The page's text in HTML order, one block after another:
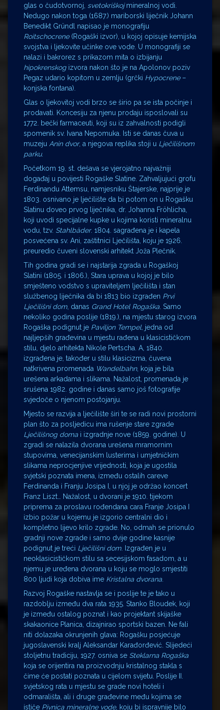
glas o čudotvornoj, svetokriškojmineralnoj vodi.
Nedugo nakon toga (1687.) mariborski liječnik Johann
Benedikt Gründl napisao je monografiju
Roitschocrene(Rogaški izvor), u kojoj opisuje kemijska
svojstva i ljekovite učinke ove vode. U monografiji se
nalazi i bakrorez s prikazom mita o izbijanju
hipokrenskogizvora nakon što je na Apolonov poziv
Pegaz udario kopitom u zemlju (grčki Hypocrene–
konjska fontana).
Glas o ljekovitoj vodi brzo se širio pa se ista počinje i
prodavati. Koncesiju za njenu prodaju isposlovali su
1772. bečki farmaceuti, koji su iz zahvalnosti podigli
spomenik sv. Ivana Nepomuka. Isti se danas čuva u
muzeju Anin dvor, a njegova replika stoji u Lječilišnom
parku.
Početkom 19. st. dešava se vjerojatno najvažniji
događaj u povijesti Rogaške Slatine. Zahvaljujući grofu
Ferdinandu Attemsu, namjesniku Štajerske, najprije je
1803. osnivano je lječilište da bi potom on u Rogašku
Slatinu doveo prvog liječnika, dr. Johanna Fröhlicha,
koji uvodi specijalne kupke u kojima koristi mineralnu
vodu, tzv. Stahlbäder. 1804. sagrađena je i kapela
posvećena sv. Ani, zaštitnici Lječilišta, koju je 1926.
preuredio čuveni slovenski arhitekt Joža Plečnik.
Tih godina gradi se i najstarija zgrada u Rogaškoj
Slatini (1805. i 1806.), Stara uprava u kojoj je bilo
smješteno vodstvo s upraviteljem lječilišta i stan
službenog liječnika da bi 1813 bio izgrađen Prvi
Lječilišni dom, danas Grand Hotel Rogaška. Samo
nekoliko godina poslije (1819.), na mjestu starog izvora
Rogaška podignut je Paviljon Tempel, jedna od
najljepših građevina u mjestu rađena u klasicističkom
stilu, djelo arhitekta Nikole Pertscha. A, 1840.
izgrađena je, također u stilu klasicizma, čuvena
natkrivena promenada Wandelbahn, koja je bila
urešena arkadama i slikama. Nažalost, promenada je
srušena 1982. godine i danas samo još fotografije
svjedoče o njenom postojanju.
Mjesto se razvija a lječilište širi te se radi novi prostorni
plan što za posljedicu ima rušenje stare zgrade
Lječilišnog doma i izgradnje nove (1859. godine). U
zgradi se nalazila dvorana urešena mramornim
stupovima, venecijanskim lusterima i umjetničkim
slikama neprocjenjive vrijednosti, koja je ugostila
svjetski poznata imena, između ostalih careve
Ferdinanda i Franju Josipa I, u njoj je održao koncert
Franz Liszt… Nažalost, u dvorani je 1910. tijekom
priprema za proslavu rođendana cara Franje Josipa I
izbio požar u kojemu je izgorio centralni dio i
kompletno lijevo krilo zgrade. No, odmah se prionulo
gradnji nove zgrade i samo dvije godine kasnije
podignut je treći Lječilišni dom. Izgrađen je u
neoklasicističkom stilu sa secesijskom fasadom, a u
njemu je uređena dvorana u koju se moglo smjestiti
800 ljudi koja dobiva ime Kristalna dvorana.
Razvoj Rogaške nastavlja se i poslije te je tako u
razdoblju između dva rata 1935. Stanko Bloudek, koji
je između ostalog poznat i kao projektant skijaške
skakaonice Planica, dizajnirao sportski bazen. Ne fali
niti dolazaka okrunjenih glava: Rogašku posjećuje
jugoslavenski kralj Aleksandar Karađorđević. Slijedeći
stoljetnu tradiciju, 1927. osniva se Steklarna Rogaška
koja se orijentira na proizvodnju kristalnog stakla s
čime će postati poznata u cijelom svijetu. Poslije II.
svjetskog rata u mjestu se grade novi hoteli i
odmarališta, ali i druge građevine među kojima se
ističe Pivnica mineralne vode, koju bi ispravnije bilo